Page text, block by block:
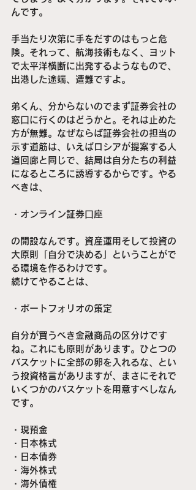
んです。
手当たり次第に手をだすのはもっと危
険。それって、航海技術もなく、ヨット
で太平洋横断に出発するようなもので、
出港した途端、遭難ですよ。
弟くん、分からないのでまず証券会社の
窓口に行くのはどうかと。それは止めた
方が無難。なぜならば証券会社の担当の
示す道筋は、いえばロシアが提案する人
道回廊と同じで、結局は自分たちの利益
になるところに誘導するからです。やる
べきは、
・オンライン証券口座
の開設なんです。資産運用そして投資の
大原則「自分で決める」ということがで
る環境を作るわけです。
続けてやることは、
・ポートフォリオの策定
自分が買うべき金融商品の区分けです
ね。これにも原則があります。ひとつの
バスケットに全部の卵を入れるな、とい
う投資格言がありますが、まさにそれで
いくつかのバスケットを用意すべしなん
です。
・現預金
・日本株式
・日本債券
・海外株式
・海外債権